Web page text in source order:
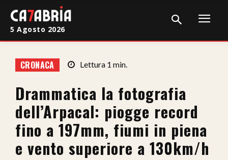
Cronaca
Giudiziaria
Politica
Sport
5 Agosto 2026
CRONACA Lettura 1 min.
Drammatica la fotografia
dell’Arpacal: piogge record
fino a 197mm, fiumi in piena
e vento superiore a 130km/h